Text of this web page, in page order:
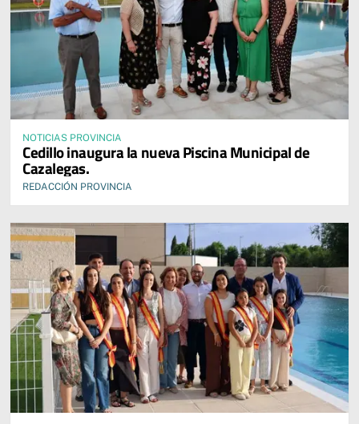
NOTICIAS PROVINCIA
Cedillo inaugura la nueva Piscina Municipal de
Cazalegas.
REDACCIÓN PROVINCIA